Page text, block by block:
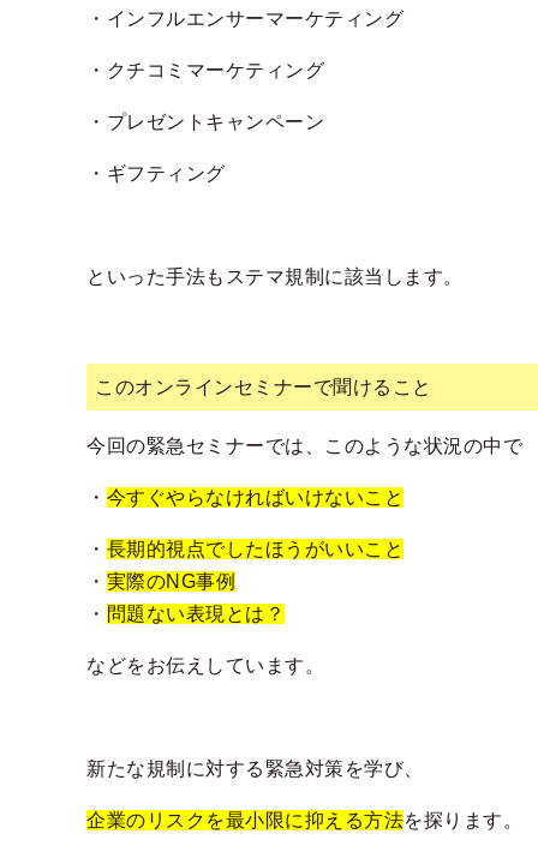
・インフルエンサーマーケティング
・クチコミマーケティング
・プレゼントキャンペーン
・ギフティング
といった手法もステマ規制に該当します。
このオンラインセミナーで聞けること
今回の緊急セミナーでは、このような状況の中で
・ 今すぐやらなければいけないこと
・ 長期的視点でしたほうがいいこと
・ 実際のNG事例
・ 問題ない表現とは？
などをお伝えしています。
新たな規制に対する緊急対策を学び、
企業のリスクを最小限に抑える方法を探ります。